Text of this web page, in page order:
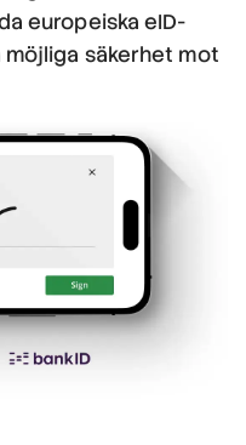
europeiska eID-
säkerhet mot